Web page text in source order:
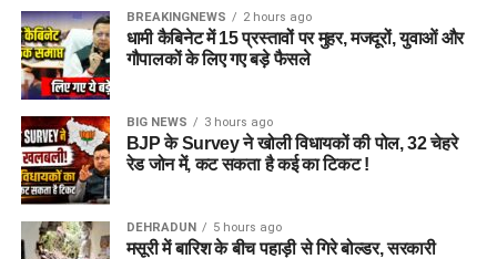
BREAKINGNEWS 2 hours ago
धामी कैबिनेट में 15 प्रस्तावों पर मुहर, मजदूरों, युवाओं और
गौपालकों के लिए गए बड़े फैसले
BIG NEWS 3 hours ago
BJP के Survey ने खोली विधायकों की पोल, 32 चेहरे
रेड जोन में, कट सकता है कई का टिकट !
DEHRADUN 5 hours ago
मसूरी में बारिश के बीच पहाड़ी से गिरे बोल्डर, सरकारी